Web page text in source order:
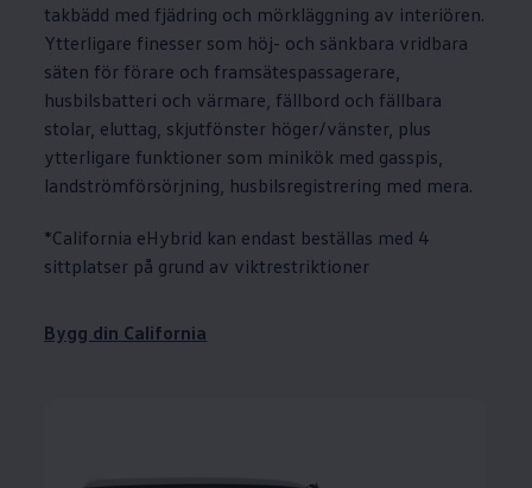
takbädd med fjädring och mörkläggning av interiören.
Ytterligare finesser som höj- och sänkbara vridbara
säten för förare och framsätespassagerare,
husbilsbatteri och värmare, fällbord och fällbara
stolar, eluttag, skjutfönster höger/vänster, plus
ytterligare funktioner som minikök med gasspis,
landströmförsörjning, husbilsregistrering med mera.
*California eHybrid kan endast beställas med 4
sittplatser på grund av viktrestriktioner
Bygg din California